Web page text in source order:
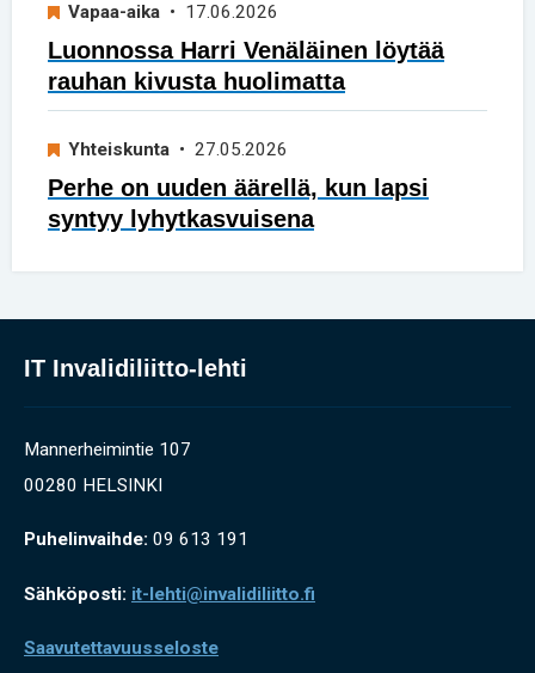
Vapaa-aika • 17.06.2026
Luonnossa Harri Venäläinen löytää
rauhan kivusta huolimatta
Yhteiskunta • 27.05.2026
Perhe on uuden äärellä, kun lapsi
syntyy lyhytkasvuisena
IT Invalidiliitto-lehti
Mannerheimintie 107
00280 HELSINKI
Puhelinvaihde: 09 613 191
Sähköposti: it-lehti@invalidiliitto.fi
Saavutettavuusseloste